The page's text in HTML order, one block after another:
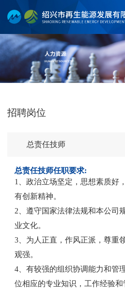
招聘岗位
总责任技师
总责任技师任职要求:
1、政治立场坚定，思想素质好
有创新精神。
2、遵守国家法律法规和本公司
业文化。
3、为人正直，作风正派，尊重
观强。
4、有较强的组织协调能力和管
位相应的专业知识，工作经验